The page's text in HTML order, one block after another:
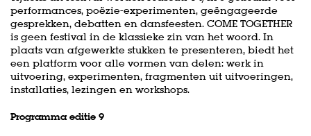
performances, poëzie-experimenten, geëngageerde
gesprekken, debatten en dansfeesten. COME TOGETHER
is geen festival in de klassieke zin van het woord. In
plaats van afgewerkte stukken te presenteren, biedt het
een platform voor alle vormen van delen: werk in
uitvoering, experimenten, fragmenten uit uitvoeringen,
installaties, lezingen en workshops.
Programma editie 9